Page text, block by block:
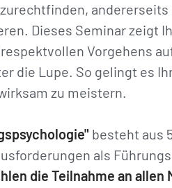
Dieses Seminar zeigt
Vorgehens
die Lupe. So gelingt es
zu meistern.
besteht aus
als
die Teilnahme an allen